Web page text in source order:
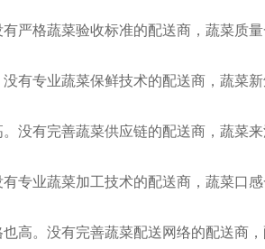
严格蔬菜验收标准的配送商，蔬菜质
有专业蔬菜保鲜技术的配送商，蔬菜
没有完善蔬菜供应链的配送商，蔬菜
专业蔬菜加工技术的配送商，蔬菜口
高。没有完善蔬菜配送网络的配送商